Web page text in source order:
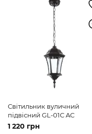
Світильник вуличний
підвісний GL-01С AC
1 220 грн